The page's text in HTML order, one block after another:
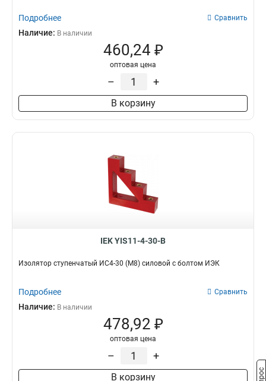
Подробнее Сравнить
Наличие: В наличии
460,24 ₽
оптовая цена
– +
В корзину
IEK YIS11-4-30-B
Изолятор ступенчатый ИС4-30 (М8) силовой с болтом ИЭК
Подробнее Сравнить
Наличие: В наличии
478,92 ₽
оптовая цена
– +
В корзину